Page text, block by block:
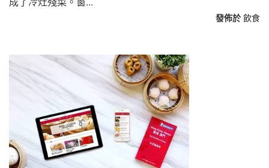
發佈於 飲食